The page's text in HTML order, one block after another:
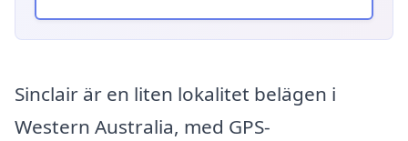
Sinclair är en liten lokalitet belägen i
Western Australia, med GPS-